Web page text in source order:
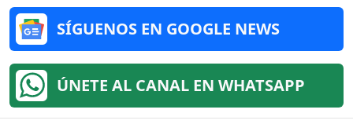
SÍGUENOS EN GOOGLE NEWS
ÚNETE AL CANAL EN WHATSAPP